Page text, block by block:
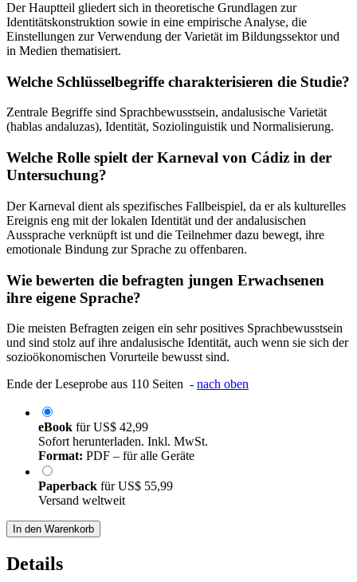
Der Hauptteil gliedert sich in theoretische Grundlagen zur
Identitätskonstruktion sowie in eine empirische Analyse, die
Einstellungen zur Verwendung der Varietät im Bildungssektor und
in Medien thematisiert.
Welche Schlüsselbegriffe charakterisieren die Studie?
Zentrale Begriffe sind Sprachbewusstsein, andalusische Varietät
(hablas andaluzas), Identität, Soziolinguistik und Normalisierung.
Welche Rolle spielt der Karneval von Cádiz in der
Untersuchung?
Der Karneval dient als spezifisches Fallbeispiel, da er als kulturelles
Ereignis eng mit der lokalen Identität und der andalusischen
Aussprache verknüpft ist und die Teilnehmer dazu bewegt, ihre
emotionale Bindung zur Sprache zu offenbaren.
Wie bewerten die befragten jungen Erwachsenen
ihre eigene Sprache?
Die meisten Befragten zeigen ein sehr positives Sprachbewusstsein
und sind stolz auf ihre andalusische Identität, auch wenn sie sich der
sozioökonomischen Vorurteile bewusst sind.
Ende der Leseprobe aus 110 Seiten - nach oben
eBook fürUS$ 42,99
Sofort herunterladen. Inkl. MwSt.
Format: PDF – für alle Geräte
Paperback fürUS$ 55,99
Versand weltweit
In den Warenkorb
Details